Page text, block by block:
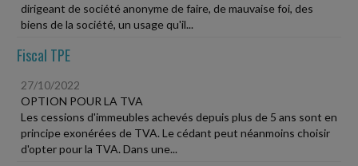
dirigeant de société anonyme de faire, de mauvaise foi, des
biens de la société, un usage qu'il...
Fiscal TPE
27/10/2022
OPTION POUR LA TVA
Les cessions d'immeubles achevés depuis plus de 5 ans sont en
principe exonérées de TVA. Le cédant peut néanmoins choisir
d'opter pour la TVA. Dans une...